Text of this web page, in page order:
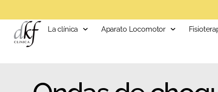
La clínica Aparato Locomotor